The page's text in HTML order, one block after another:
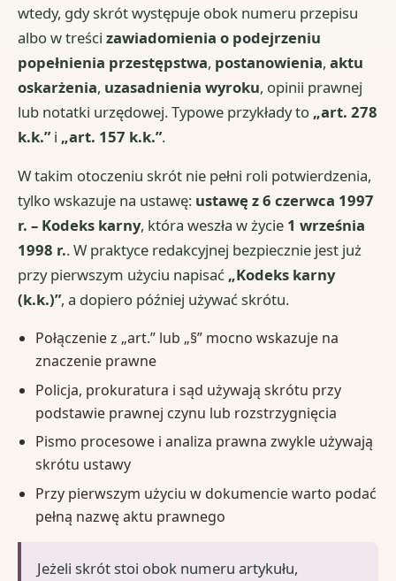
wtedy, gdy skrót występuje obok numeru przepisu
albo w treścizawiadomienia o podejrzeniu
popełnienia przestępstwa, postanowienia,aktu
oskarżenia, uzasadnienia wyroku, opinii prawnej
lub notatki urzędowej. Typowe przykłady to „art. 278
k.k.” i „art. 157 k.k.”.
W takim otoczeniu skrót nie pełni roli potwierdzenia,
tylko wskazuje na ustawę: ustawę z 6 czerwca 1997
r. – Kodeks karny, która weszła w życie 1 września
1998 r.. W praktyce redakcyjnej bezpiecznie jest już
przy pierwszym użyciu napisać „Kodeks karny
(k.k.)”, a dopiero później używać skrótu.
Połączenie z „art.” lub „§” mocno wskazuje na
znaczenie prawne
Policja, prokuratura i sąd używają skrótu przy
podstawie prawnej czynu lub rozstrzygnięcia
Pismo procesowe i analiza prawna zwykle używają
skrótu ustawy
Przy pierwszym użyciu w dokumencie warto podać
pełną nazwę aktu prawnego
Jeżeli skrót stoi obok numeru artykułu,